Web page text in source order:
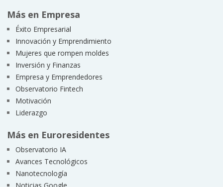
Más en Empresa
Éxito Empresarial
Innovación y Emprendimiento
Mujeres que rompen moldes
Inversión y Finanzas
Empresa y Emprendedores
Observatorio Fintech
Motivación
Liderazgo
Más en Euroresidentes
Observatorio IA
Avances Tecnológicos
Nanotecnología